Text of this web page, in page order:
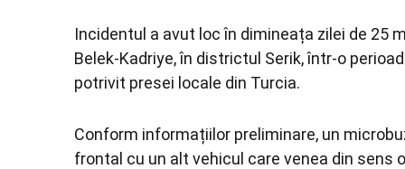
Incidentul a avut loc în dimineața zilei de 25
Belek-Kadriye, în districtul Serik, într-o
potrivit presei locale din Turcia.
Conform informațiilor preliminare, un
frontal cu un alt vehicul care venea din sens